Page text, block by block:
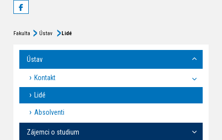
Fakulta Ústav Lidé
Ústav
Kontakt
Lidé
Absolventi
Zájemci o studium